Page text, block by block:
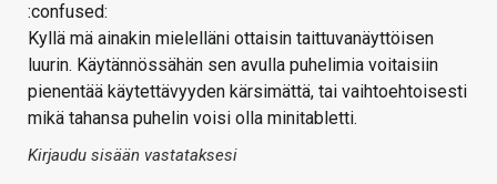
:confused:
Kyllä mä ainakin mielelläni ottaisin taittuvanäyttöisen
luurin. Käytännössähän sen avulla puhelimia voitaisiin
pienentää käytettävyyden kärsimättä, tai vaihtoehtoisesti
mikä tahansa puhelin voisi olla minitabletti.
Kirjaudu sisään vastataksesi